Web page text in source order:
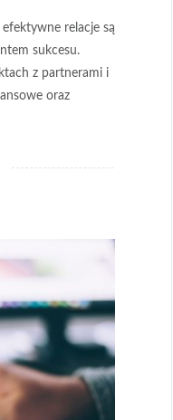
relacje są
sukcesu.
z partnerami i
oraz